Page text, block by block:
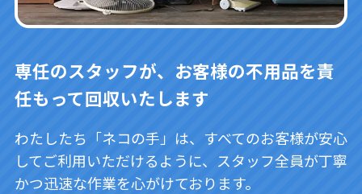
専任のスタッフが、お客様の不用品を責
任もって回収いたします
わたしたち「ネコの手」は、すべてのお客様が安心
してご利用いただけるように、スタッフ全員が丁寧
かつ迅速な作業を心がけております。